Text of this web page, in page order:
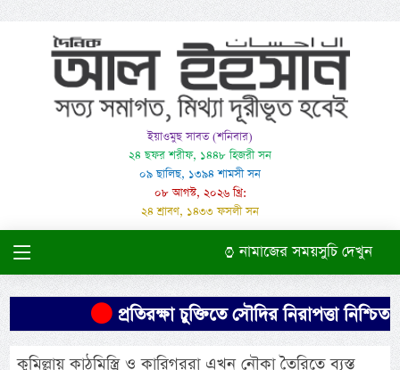
ইয়াওমুছ সাবত (শনিবার)
২৪ ছফর শরীফ, ১৪৪৮ হিজরী সন
০৯ ছালিছ, ১৩৯৪ শামসী সন
০৮ আগস্ট, ২০২৬ খ্রি:
২৪ শ্রাবণ, ১৪৩৩ ফসলী সন
নামাজের সময়সুচি দেখুন
প্রতিরক্ষা চুক্তিতে সৌদির নিরাপত্তা নিশ্চিত
কুমিল্লায় কাঠমিস্ত্রি ও কারিগররা এখন নৌকা তৈরিতে ব্যস্ত